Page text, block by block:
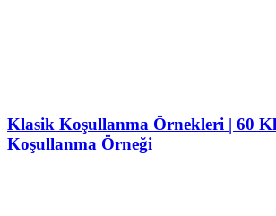
Klasik Koşullanma Örnekleri | 60
Koşullanma Örneği